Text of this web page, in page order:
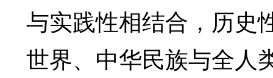
与实践性相结合，历史
世界、中华民族与全人